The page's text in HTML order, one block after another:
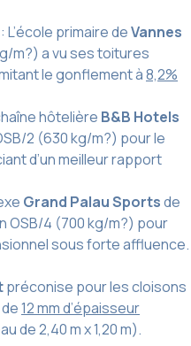
: L’école primaire deVannes
m?) a vu ses toitures
le gonflement à8,2%
hôtelière B&B Hotels
2 (630 kg/m?) pour le
d’un meilleur rapport
Grand Palau Sportsde
OSB/4 (700 kg/m?) pour
sous forte affluence.
préconise pour les cloisons
12 mm d’épaisseur
de 2,40 m x 1,20 m).